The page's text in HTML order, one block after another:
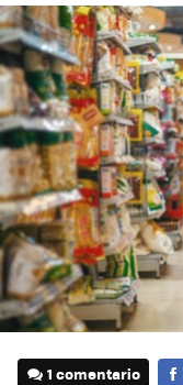
1 comentario